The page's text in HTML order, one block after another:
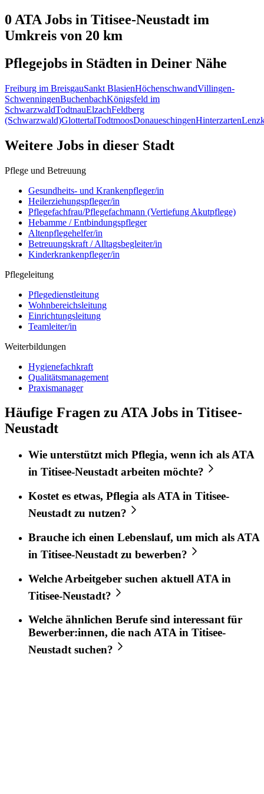
0 ATA Jobs in Titisee-Neustadt im
Umkreis von 20 km
Pflegejobs in Städten in Deiner Nähe
Freiburg im BreisgauSankt BlasienHöchenschwandVillingen-
SchwenningenBuchenbachKönigsfeld im
SchwarzwaldTodtnauElzachFeldberg
(Schwarzwald)GlottertalTodtmoosDonaueschingenHinterzarten
Weitere Jobs in dieser Stadt
Pflege und Betreuung
Gesundheits- und Krankenpfleger/in
Heilerziehungspfleger/in
Pflegefachfrau/Pflegefachmann (Vertiefung Akutpflege)
Hebamme / Entbindungspfleger
Altenpflegehelfer/in
Betreuungskraft / Alltagsbegleiter/in
Kinderkrankenpfleger/in
Pflegeleitung
Pflegedienstleitung
Wohnbereichsleitung
Einrichtungsleitung
Teamleiter/in
Weiterbildungen
Hygienefachkraft
Qualitätsmanagement
Praxismanager
Häufige Fragen zu ATA Jobs in Titisee-
Neustadt
Wie unterstützt mich Pflegia, wenn ich alsATA
in Titisee-Neustadtarbeiten möchte?
Kostet es etwas, Pflegia als ATA in Titisee-
Neustadt zu nutzen?
Brauche ich einen Lebenslauf, um mich als ATA
in Titisee-Neustadt zu bewerben?
Welche Arbeitgeber suchen aktuell ATA in
Titisee-Neustadt?
Welche ähnlichen Berufe sind interessant für
Bewerber:innen, die nachATAin Titisee-
Neustadtsuchen?